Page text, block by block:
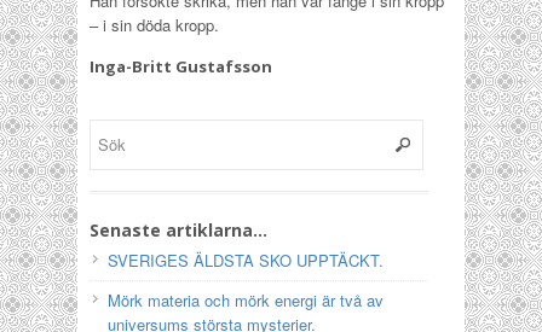
– i sin döda kropp.
Inga-Britt Gustafsson
Senaste artiklarna…
SVERIGES ÄLDSTA SKO UPPTÄCKT.
Mörk materia och mörk energi är två av
universums största mysterier.